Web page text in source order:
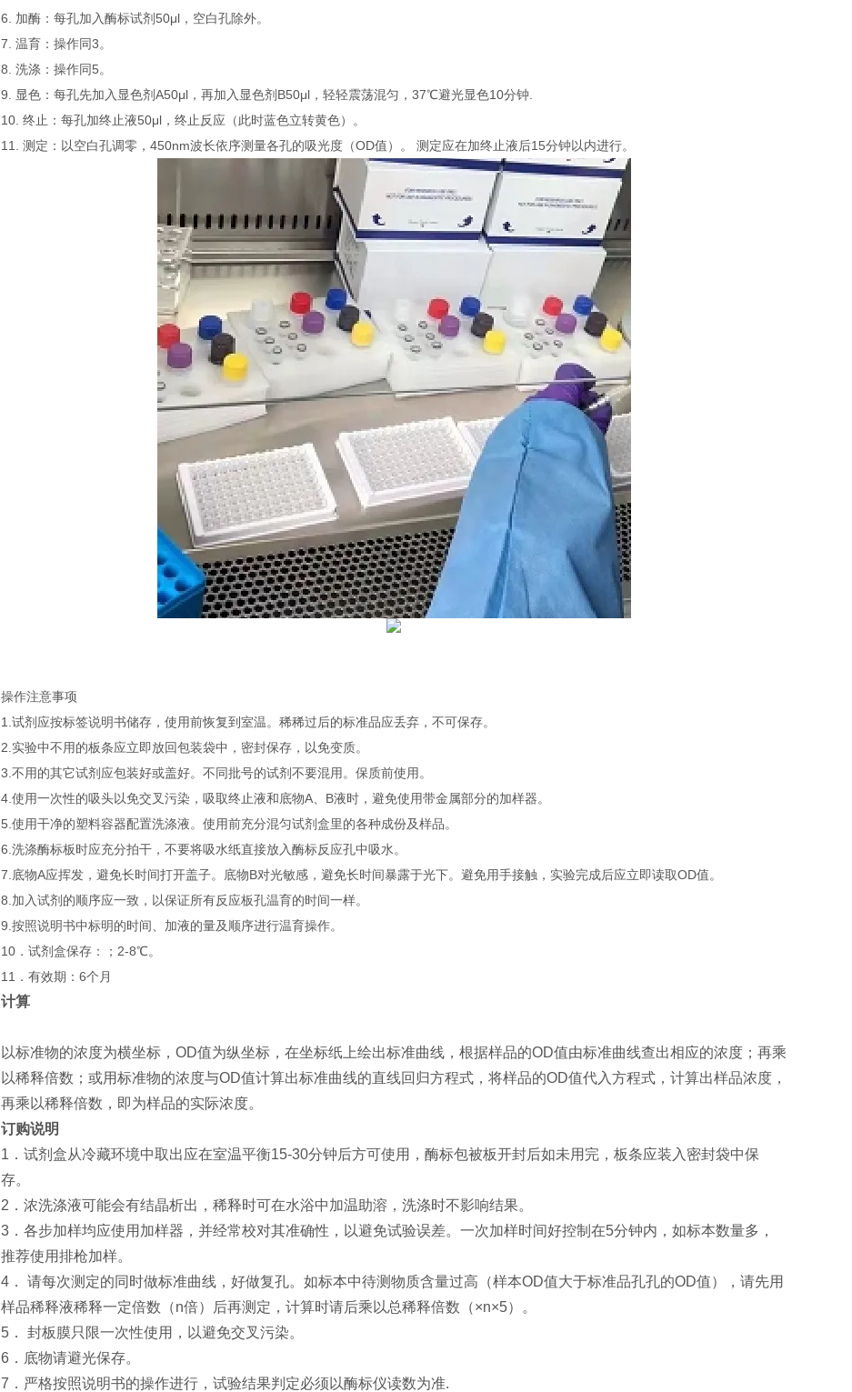
6. 加酶：每孔加入酶标试剂50μl，空白孔除外。
7. 温育：操作同3。
8. 洗涤：操作同5。
9. 显色：每孔先加入显色剂A50μl，再加入显色剂B50μl，轻轻震荡混匀，37℃避光显色10分钟.
10. 终止：每孔加终止液50μl，终止反应（此时蓝色立转黄色）。
11. 测定：以空白孔调零，450nm波长依序测量各孔的吸光度（OD值）。 测定应在加终止液后15分钟以内进行。
操作注意事项
1.试剂应按标签说明书储存，使用前恢复到室温。稀稀过后的标准品应丢弃，不可保存。
2.实验中不用的板条应立即放回包装袋中，密封保存，以免变质。
3.不用的其它试剂应包装好或盖好。不同批号的试剂不要混用。保质前使用。
4.使用一次性的吸头以免交叉污染，吸取终止液和底物A、B液时，避免使用带金属部分的加样器。
5.使用干净的塑料容器配置洗涤液。使用前充分混匀试剂盒里的各种成份及样品。
6.洗涤酶标板时应充分拍干，不要将吸水纸直接放入酶标反应孔中吸水。
7.底物A应挥发，避免长时间打开盖子。底物B对光敏感，避免长时间暴露于光下。避免用手接触，实验完成后应立即读取OD值。
8.加入试剂的顺序应一致，以保证所有反应板孔温育的时间一样。
9.按照说明书中标明的时间、加液的量及顺序进行温育操作。
10．试剂盒保存：；2-8℃。
11．有效期：6个月
计算
以标准物的浓度为横坐标，OD值为纵坐标，在坐标纸上绘出标准曲线，根据样品的OD值由标准曲线查出相应的浓度；再乘
以稀释倍数；或用标准物的浓度与OD值计算出标准曲线的直线回归方程式，将样品的OD值代入方程式，计算出样品浓度，
再乘以稀释倍数，即为样品的实际浓度。
订购说明
1．试剂盒从冷藏环境中取出应在室温平衡15-30分钟后方可使用，酶标包被板开封后如未用完，板条应装入密封袋中保
存。
2．浓洗涤液可能会有结晶析出，稀释时可在水浴中加温助溶，洗涤时不影响结果。
3．各步加样均应使用加样器，并经常校对其准确性，以避免试验误差。一次加样时间好控制在5分钟内，如标本数量多，
推荐使用排枪加样。
4． 请每次测定的同时做标准曲线，好做复孔。如标本中待测物质含量过高（样本OD值大于标准品孔孔的OD值），请先用
样品稀释液稀释一定倍数（n倍）后再测定，计算时请后乘以总稀释倍数（×n×5）。
5． 封板膜只限一次性使用，以避免交叉污染。
6．底物请避光保存。
7．严格按照说明书的操作进行，试验结果判定必须以酶标仪读数为准.